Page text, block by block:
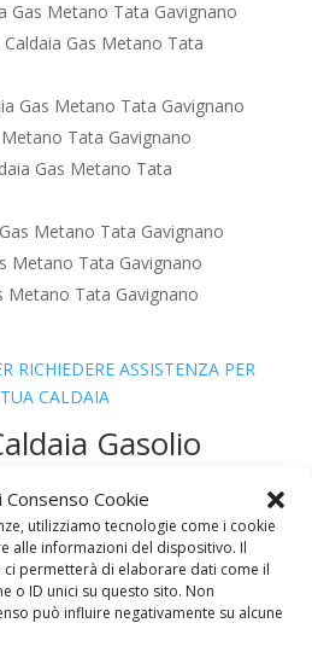
Consenso Cookie
utilizziamo tecnologie come i cookie
alle informazioni del dispositivo. Il
permetterà di elaborare dati come il
o ID unici su questo sito. Non
può influire negativamente su alcune
Gas Metano Tata Gavignano
Caldaia Gas Metano Tata
Gas Metano Tata Gavignano
Tata Gavignano
Gas Metano Tata
Metano Tata Gavignano
Metano Tata Gavignano
Metano Tata Gavignano
RICHIEDERE ASSISTENZA PER
CALDAIA
Gasolio